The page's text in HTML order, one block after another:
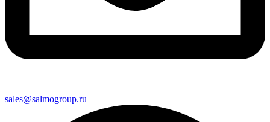
sales@salmogroup.ru